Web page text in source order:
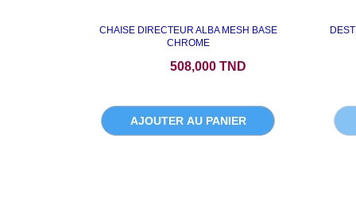
CHAISE DIRECTEUR ALBA MESH BASE
CHROME
508,000 TND
AJOUTER AU PANIER